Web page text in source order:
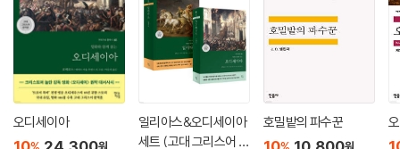
오디세이아
일리아스&오디세이아
세트 (고대 그리스어 완
호밀밭의 파수꾼